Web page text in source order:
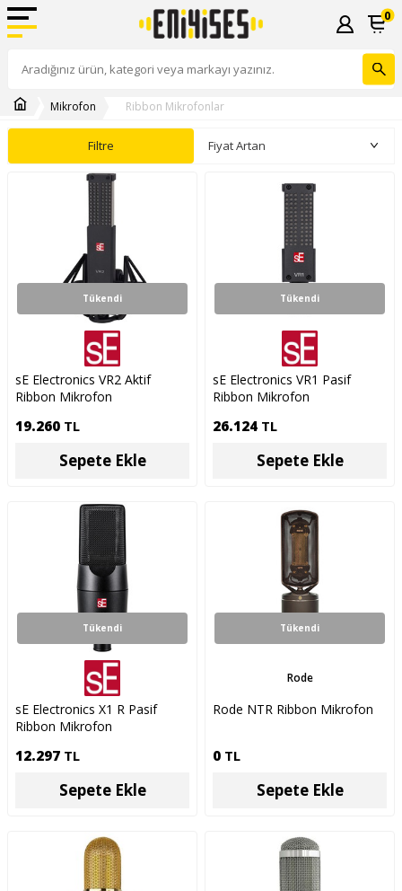
0
Mikrofon Ribbon Mikrofonlar
Filtre
Tükendi
sE Electronics VR2 Aktif
Ribbon Mikrofon
19.260 TL
Sepete Ekle
Tükendi
sE Electronics VR1 Pasif
Ribbon Mikrofon
26.124 TL
Sepete Ekle
Tükendi
sE Electronics X1 R Pasif
Ribbon Mikrofon
12.297 TL
Sepete Ekle
Tükendi
Rode
Rode NTR Ribbon Mikrofon
0 TL
Sepete Ekle